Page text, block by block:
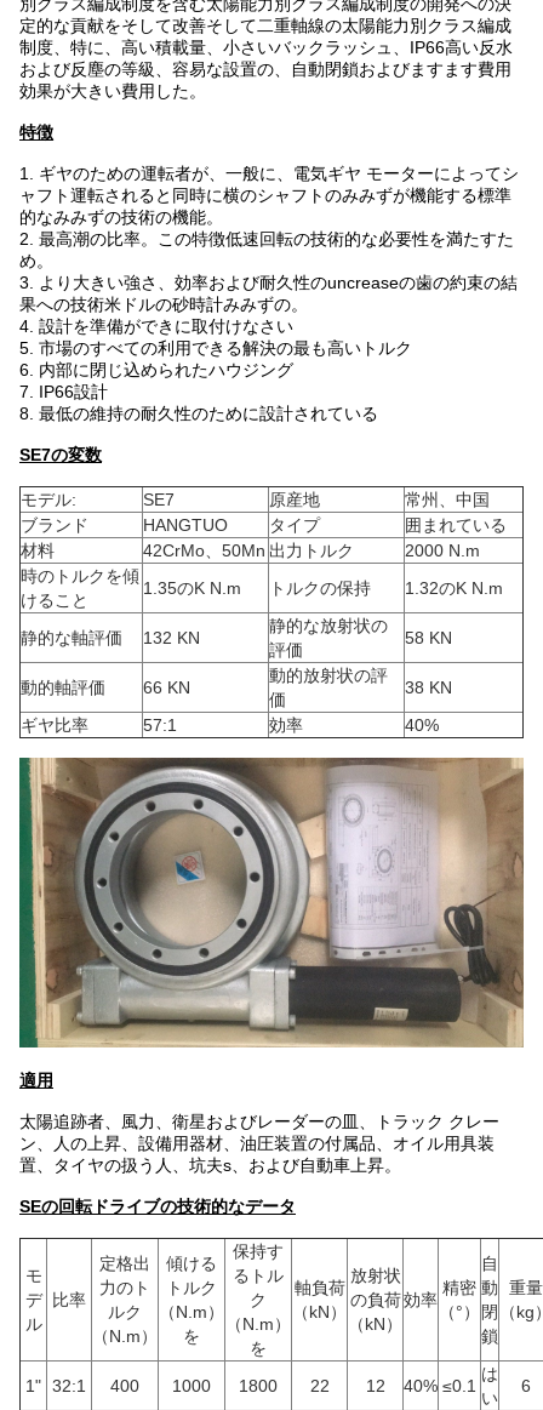
定的な貢献をそして改善そして二重軸線の太陽能力別クラス編成
制度、特に、高い積載量、小さいバックラッシュ、IP66高い反水
および反塵の等級、容易な設置の、自動閉鎖およびますます費用
効果が大きい費用した。
特徴
1. ギヤのための運転者が、一般に、電気ギヤ モーターによってシ
ャフト運転されると同時に横のシャフトのみみずが機能する標準
的なみみずの技術の機能。
2. 最高潮の比率。この特徴低速回転の技術的な必要性を満たすた
め。
3. より大きい強さ、効率および耐久性のuncreaseの歯の約束の結
果への技術米ドルの砂時計みみずの。
4. 設計を準備ができに取付けなさい
5. 市場のすべての利用できる解決の最も高いトルク
6. 内部に閉じ込められたハウジング
7. IP66設計
8. 最低の維持の耐久性のために設計されている
SE7の変数
モデル: SE7 原産地
常州、中国
ブランド
HANGTUO タイプ
囲まれている
材料
42CrMo、50Mn 出力トルク
2000 N.m
時のトルクを傾
けること
1.35のK N.m トルクの保持 1.32のK N.m
静的な軸評価 132 KN
静的な放射状の
評価
58 KN
動的軸評価 66 KN
動的放射状の評
価
38 KN
ギヤ比率
57:1 効率 40%
適用
太陽追跡者、風力、衛星およびレーダーの皿、トラック クレー
ン、人の上昇、設備用器材、油圧装置の付属品、オイル用具装
置、タイヤの扱う人、坑夫s、および自動車上昇。
SEの回転ドライブの技術的なデータ
モ
デ
ル
比率
定格出
力のト
ルク
（N.m）
傾ける
トルク
（N.m）
を
保持す
るトル
ク
（N.m）
を
軸負荷
（kN）
放射状
の負荷
（kN）
効率
精密
（°）
自
動
閉
鎖
重量
（kg
1" 32:1 400 1000 1800 22 12 40% ≤0.1
は
い
6